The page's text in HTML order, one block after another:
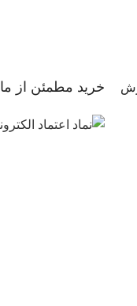
خرید مطمئن از ما